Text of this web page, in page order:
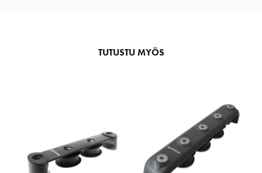
TUTUSTU MYÖS